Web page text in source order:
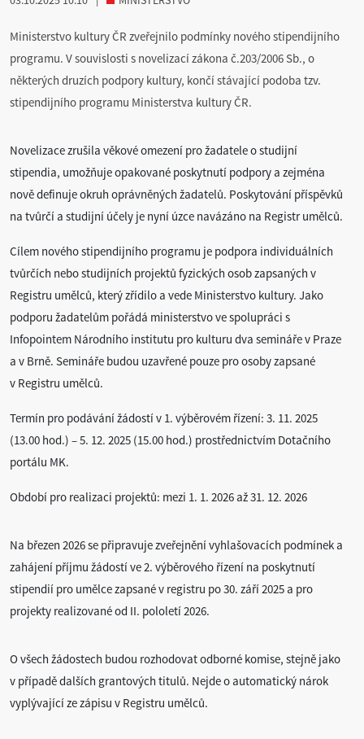
Ministerstvo kultury ČR zveřejnilo podmínky nového stipendijního
programu. V souvislosti s novelizací zákona č.203/2006 Sb., o
některých druzích podpory kultury, končí stávající podoba tzv.
stipendijního programu Ministerstva kultury ČR.
Novelizace zrušila věkové omezení pro žadatele o studijní
stipendia, umožňuje opakované poskytnutí podpory a zejména
nově definuje okruh oprávněných žadatelů. Poskytování příspěvků
na tvůrčí a studijní účely je nyní úzce navázáno na Registr umělců.
Cílem nového stipendijního programu je podpora individuálních
tvůrčích nebo studijních projektů fyzických osob zapsaných v
Registru umělců, který zřídilo a vede Ministerstvo kultury. Jako
podporu žadatelům pořádá ministerstvo ve spolupráci s
Infopointem Národního institutu pro kulturu dva semináře v Praze
a v Brně. Semináře budou uzavřené pouze pro osoby zapsané
v Registru umělců.
Termín pro podávání žádostí v 1. výběrovém řízení: 3. 11. 2025
(13.00 hod.) – 5. 12. 2025 (15.00 hod.) prostřednictvím Dotačního
portálu MK.
Období pro realizaci projektů: mezi 1. 1. 2026 až 31. 12. 2026
Na březen 2026 se připravuje zveřejnění vyhlašovacích podmínek a
zahájení příjmu žádostí ve 2. výběrového řízení na poskytnutí
stipendií pro umělce zapsané v registru po 30. září 2025 a pro
projekty realizované od II. pololetí 2026.
O všech žádostech budou rozhodovat odborné komise, stejně jako
v případě dalších grantových titulů. Nejde o automatický nárok
vyplývající ze zápisu v Registru umělců.